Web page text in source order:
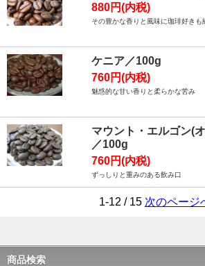
880円(内税)
その豊かな香りと風味に珈琲好きも
ケニア／100g
760円(内税)
魅惑的な甘い香りと柔らかな苦み
マウント・エルゴン(
／100g
760円(内税)
ずっしりと重みのある飲み口
1-12 / 15 次のページ
商品検索